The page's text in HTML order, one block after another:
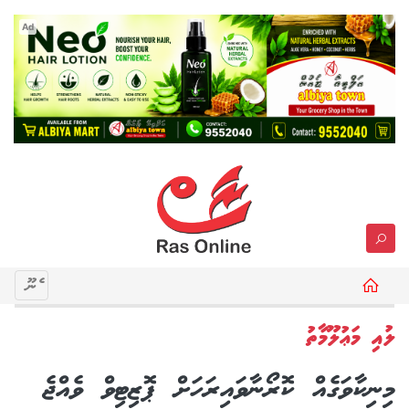
Ad
މެނޫ
ލުއި މަޢުލޫމާތު
މިނިކާވަގެއް ކޮރޯނާވައިރަހަށް ޕޮޒިޓިވް ވެއްޖެ